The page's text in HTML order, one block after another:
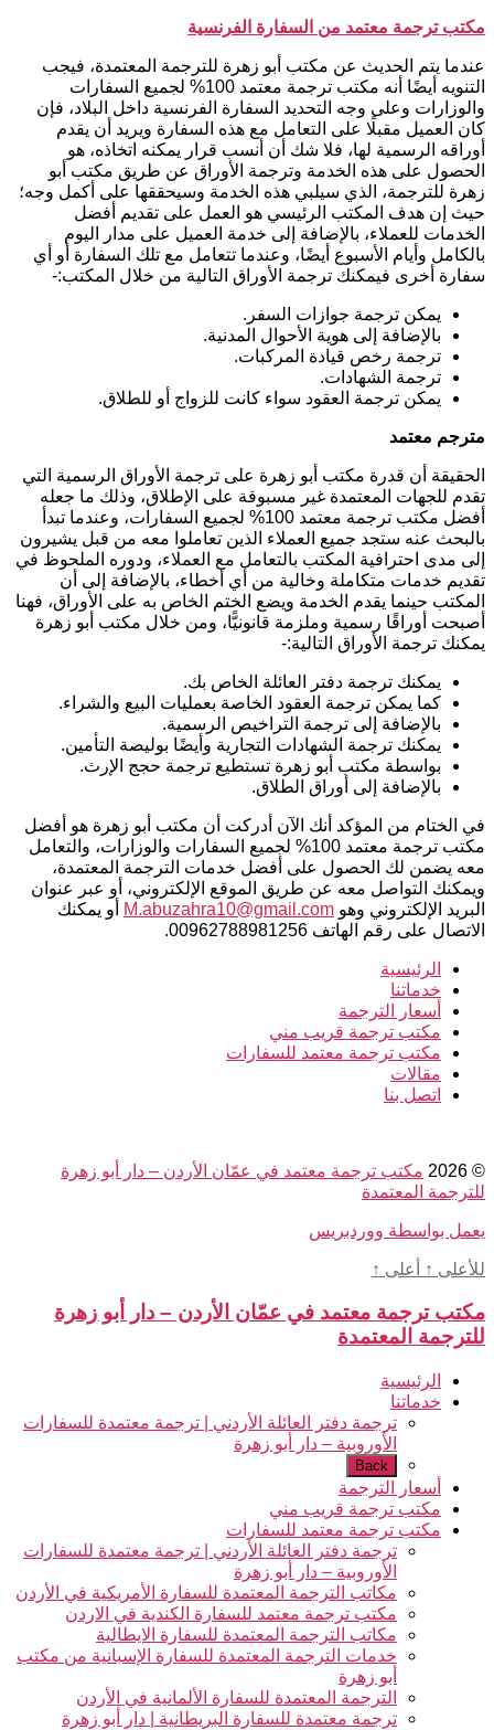
مكتب ترجمة معتمد من السفارة الفرنسية
عندما يتم الحديث عن مكتب أبو زهرة للترجمة المعتمدة، فيجب
التنويه أيضًا أنه مكتب ترجمة معتمد 100% لجميع السفارات
والوزارات وعلى وجه التحديد السفارة الفرنسية داخل البلاد، فإن
كان العميل مقبلًا على التعامل مع هذه السفارة ويريد أن يقدم
أوراقه الرسمية لها، فلا شك أن أنسب قرار يمكنه اتخاذه، هو
الحصول على هذه الخدمة وترجمة الأوراق عن طريق مكتب أبو
زهرة للترجمة، الذي سيلبي هذه الخدمة وسيحققها على أكمل وجه؛
حيث إن هدف المكتب الرئيسي هو العمل على تقديم أفضل
الخدمات للعملاء، بالإضافة إلى خدمة العميل على مدار اليوم
بالكامل وأيام الأسبوع أيضًا، وعندما تتعامل مع تلك السفارة أو أي
سفارة أخرى فيمكنك ترجمة الأوراق التالية من خلال المكتب:-
يمكن ترجمة جوازات السفر.
بالإضافة إلى هوية الأحوال المدنية.
ترجمة رخص قيادة المركبات.
ترجمة الشهادات.
يمكن ترجمة العقود سواء كانت للزواج أو للطلاق.
مترجم معتمد
الحقيقة أن قدرة مكتب أبو زهرة على ترجمة الأوراق الرسمية التي
تقدم للجهات المعتمدة غير مسبوقة على الإطلاق، وذلك ما جعله
أفضل مكتب ترجمة معتمد 100% لجميع السفارات، وعندما تبدأ
بالبحث عنه ستجد جميع العملاء الذين تعاملوا معه من قبل يشيرون
إلى مدى احترافية المكتب بالتعامل مع العملاء، ودوره الملحوظ في
تقديم خدمات متكاملة وخالية من أي أخطاء، بالإضافة إلى أن
المكتب حينما يقدم الخدمة ويضع الختم الخاص به على الأوراق، فهنا
أصبحت أوراقًا رسمية وملزمة قانونيًّا، ومن خلال مكتب أبو زهرة
يمكنك ترجمة الأوراق التالية:-
يمكنك ترجمة دفتر العائلة الخاص بك.
كما يمكن ترجمة العقود الخاصة بعمليات البيع والشراء.
بالإضافة إلى ترجمة التراخيص الرسمية.
يمكنك ترجمة الشهادات التجارية وأيضًا بوليصة التأمين.
بواسطة مكتب أبو زهرة تستطيع ترجمة حجج الإرث.
بالإضافة إلى أوراق الطلاق.
في الختام من المؤكد أنك الآن أدركت أن مكتب أبو زهرة هو أفضل
مكتب ترجمة معتمد 100% لجميع السفارات والوزارات، والتعامل
معه يضمن لك الحصول على أفضل خدمات الترجمة المعتمدة،
ويمكنك التواصل معه عن طريق الموقع الإلكتروني، أو عبر عنوان
البريد الإلكتروني وهو M.abuzahra10@gmail.com
أو يمكنك
الاتصال على رقم الهاتف 00962788981256.
الرئيسية
خدماتنا
أسعار الترجمة
مكتب ترجمة قريب مني
مكتب ترجمة معتمد للسفارات
مقالات
اتصل بنا
© 2026
مكتب ترجمة معتمد في عمّان الأردن – دار أبو زهرة
للترجمة المعتمدة
يعمل بواسطة ووردبريس
للأعلى ↑ أعلى ↑
مكتب ترجمة معتمد في عمّان الأردن – دار أبو زهرة
للترجمة المعتمدة
الرئيسية
خدماتنا
ترجمة دفتر العائلة الأردني | ترجمة معتمدة للسفارات
الأوروبية – دار أبو زهرة
Back
أسعار الترجمة
مكتب ترجمة قريب مني
مكتب ترجمة معتمد للسفارات
ترجمة دفتر العائلة الأردني | ترجمة معتمدة للسفارات
الأوروبية – دار أبو زهرة
مكاتب الترجمة المعتمدة للسفارة الأمريكية في الأردن
مكتب ترجمة معتمد للسفارة الكندية في الاردن
مكاتب الترجمة المعتمدة للسفارة الايطالية
خدمات الترجمة المعتمدة للسفارة الإسبانية من مكتب
أبو زهرة
الترجمة المعتمدة للسفارة الألمانية في الأردن
ترجمة معتمدة للسفارة البريطانية | دار أبو زهرة